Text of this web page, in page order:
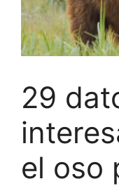
29
el oso